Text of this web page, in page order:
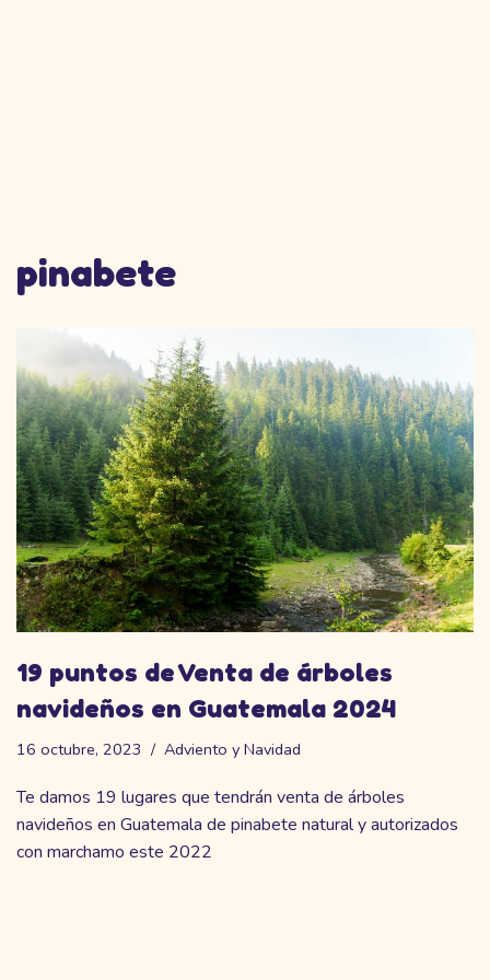
pinabete
19 puntos de Venta de árboles
navideños en Guatemala 2024
16 octubre, 2023 Adviento y Navidad
Te damos 19 lugares que tendrán venta de árboles
navideños en Guatemala de pinabete natural y autorizados
con marchamo este 2022